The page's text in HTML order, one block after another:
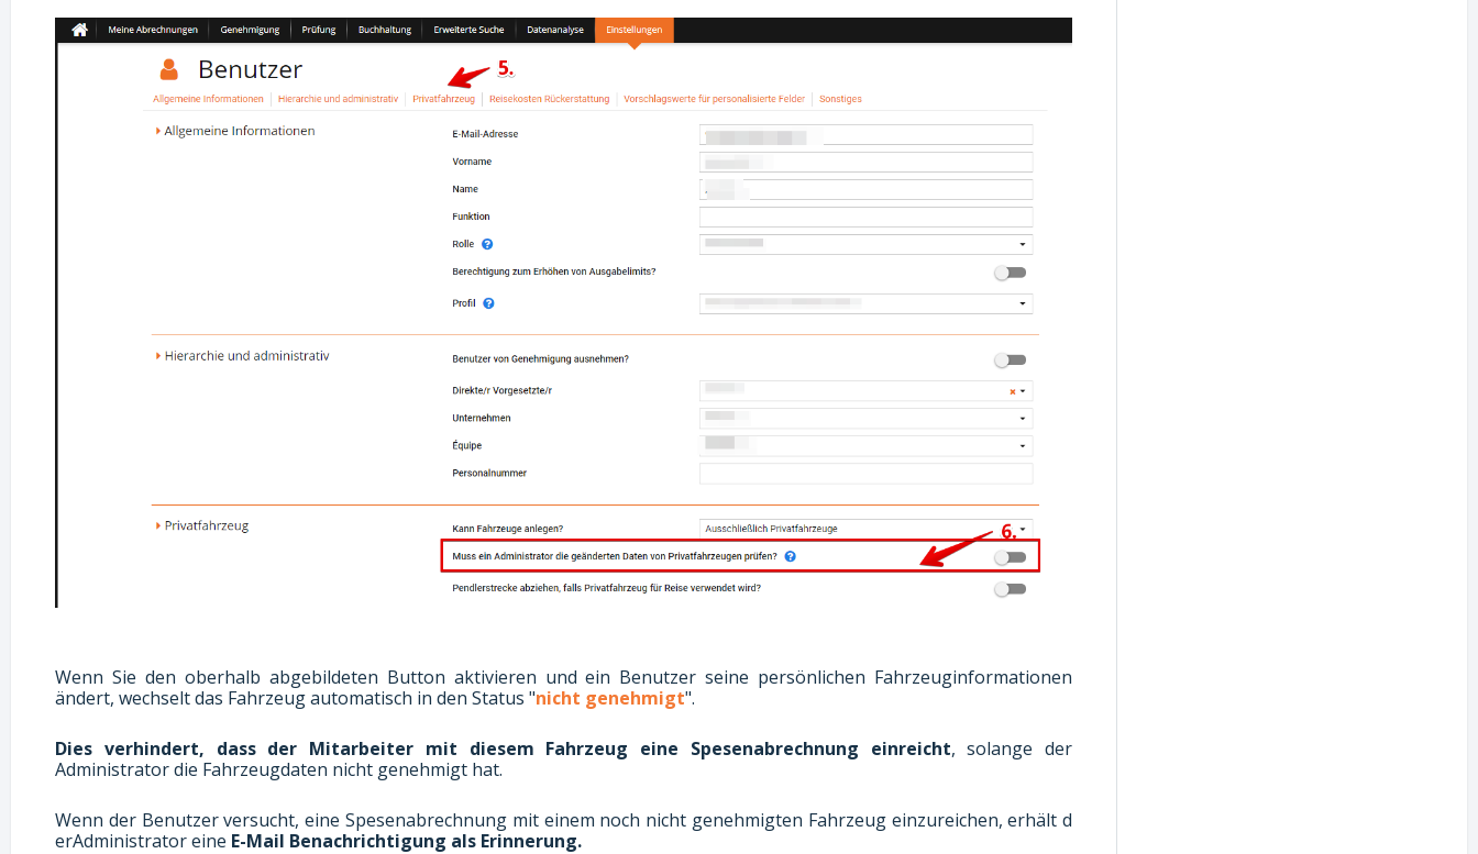
Wenn Sie den oberhalb abgebildeten Button aktivieren und ein Benutzer seine persönlichen Fahrzeuginformationen
ändert, wechselt das Fahrzeug automatisch in den Status "nicht genehmigt".
Dies verhindert, dass der Mitarbeiter mit diesem Fahrzeug eine Spesenabrechnung einreicht, solange der
Administrator die Fahrzeugdaten nicht genehmigt hat.
Wenn der Benutzer versucht, eine Spesenabrechnung mit einem noch nicht genehmigten Fahrzeug einzureichen, erhält d
erAdministrator eine E-Mail Benachrichtigung als Erinnerung.